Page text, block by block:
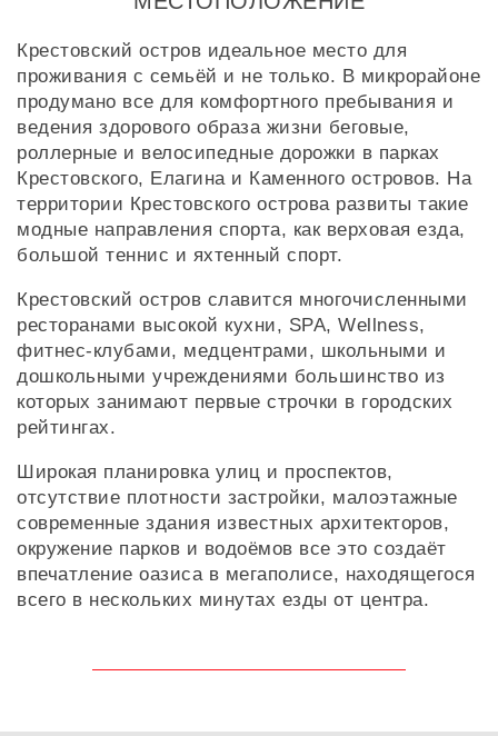
Крестовский остров идеальное место для
проживания с семьёй и не только. В микрорайоне
продумано все для комфортного пребывания и
ведения здорового образа жизни беговые,
роллерные и велосипедные дорожки в парках
Крестовского, Елагина и Каменного островов. На
территории Крестовского острова развиты такие
модные направления спорта, как верховая езда,
большой теннис и яхтенный спорт.
Крестовский остров славится многочисленными
ресторанами высокой кухни, SPA, Wellness,
фитнес-клубами, медцентрами, школьными и
дошкольными учреждениями большинство из
которых занимают первые строчки в городских
рейтингах.
Широкая планировка улиц и проспектов,
отсутствие плотности застройки, малоэтажные
современные здания известных архитекторов,
окружение парков и водоёмов все это создаёт
впечатление оазиса в мегаполисе, находящегося
всего в нескольких минутах езды от центра.